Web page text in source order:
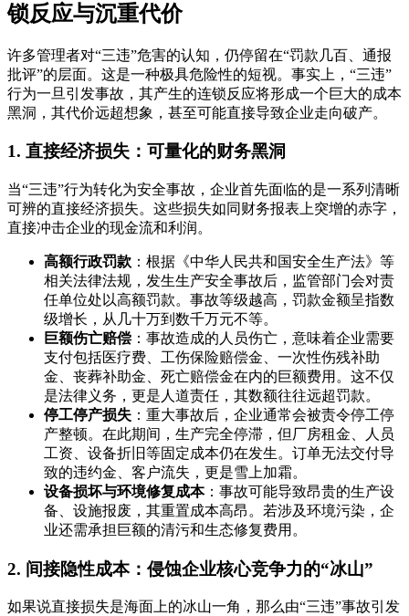
锁反应与沉重代价
许多管理者对“三违”危害的认知，仍停留在“罚款几百、通报
批评”的层面。这是一种极具危险性的短视。事实上，“三违”
行为一旦引发事故，其产生的连锁反应将形成一个巨大的成本
黑洞，其代价远超想象，甚至可能直接导致企业走向破产。
1. 直接经济损失：可量化的财务黑洞
当“三违”行为转化为安全事故，企业首先面临的是一系列清晰
可辨的直接经济损失。这些损失如同财务报表上突增的赤字，
直接冲击企业的现金流和利润。
高额行政罚款 ：根据《中华人民共和国安全生产法》等
相关法律法规，发生生产安全事故后，监管部门会对责
任单位处以高额罚款。事故等级越高，罚款金额呈指数
级增长，从几十万到数千万元不等。
巨额伤亡赔偿 ：事故造成的人员伤亡，意味着企业需要
支付包括医疗费、工伤保险赔偿金、一次性伤残补助
金、丧葬补助金、死亡赔偿金在内的巨额费用。这不仅
是法律义务，更是人道责任，其数额往往远超罚款。
停工停产损失 ：重大事故后，企业通常会被责令停工停
产整顿。在此期间，生产完全停滞，但厂房租金、人员
工资、设备折旧等固定成本仍在发生。订单无法交付导
致的违约金、客户流失，更是雪上加霜。
设备损坏与环境修复成本：事故可能导致昂贵的生产设
备、设施报废，其重置成本高昂。若涉及环境污染，企
业还需承担巨额的清污和生态修复费用。
2. 间接隐性成本：侵蚀企业核心竞争力的“冰山”
如果说直接损失是海面上的冰山一角，那么由“三违”事故引发